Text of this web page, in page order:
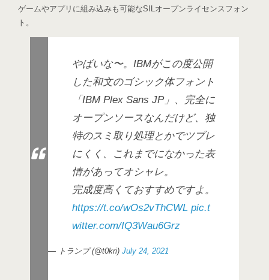
ゲームやアプリに組み込みも可能なSILオープンライセンスフォン
ト。
やばいな〜。IBMがこの度公開
した和文のゴシック体フォント
「IBM Plex Sans JP」、完全に
オープンソースなんだけど、独
特のスミ取り処理とかでツブレ
にくく、これまでになかった表
情があってオシャレ。
完成度高くておすすめですよ。
https://t.co/wOs2vThCWL pic.t
witter.com/IQ3Wau6Grz
— トランプ (@t0kri) July 24, 2021